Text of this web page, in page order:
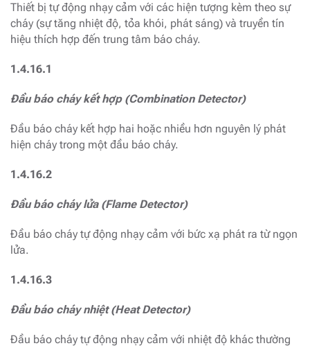
Thiết bị tự động nhạy cảm với các hiện tượng kèm theo sự
cháy (sự tăng nhiệt độ, tỏa khói, phát sáng) và truyền tín
hiệu thích hợp đến trung tâm báo cháy.
1.4.16.1
Đầu báo cháy kết hợp (Combination Detector)
Đầu báo cháy kết hợp hai hoặc nhiều hơn nguyên lý phát
hiện cháy trong một đầu báo cháy.
1.4.16.2
Đầu báo cháy lửa (Flame Detector)
Đầu báo cháy tự động nhạy cảm với bức xạ phát ra từ ngọn
lửa.
1.4.16.3
Đầu báo cháy nhiệt (Heat Detector)
Đầu báo cháy tự động nhạy cảm với nhiệt độ khác thường